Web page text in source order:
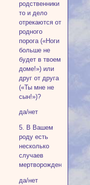
родственники
то и дело
отрекаются от
родного
порога («Ноги
больше не
будет в твоем
доме!») или
друг от друга
(«Ты мне не
сын!»)?
да/нет
5. В Вашем
роду есть
несколько
случаев
мертворожденных?
да/нет